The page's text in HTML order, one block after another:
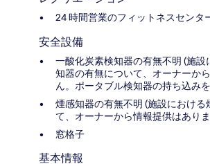
24 時間営業のフィットネスセンタ
安全設備
一酸化炭素検知器の有無不明 (施
知器の有無について、オーナーか
ん。ポータブル検知器の持ち込み
煙感知器の有無不明 (施設におけ
て、オーナーから情報提供はあり
窓格子
基本情報